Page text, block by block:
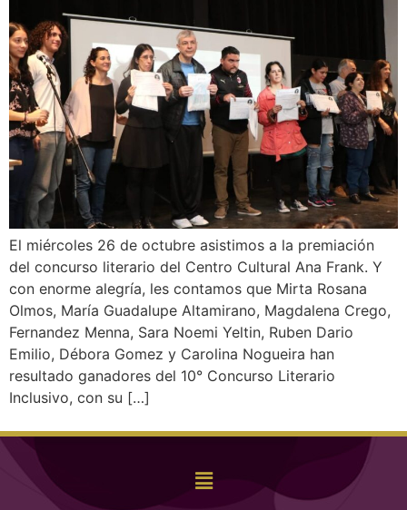
El miércoles 26 de octubre asistimos a la premiación
del concurso literario del Centro Cultural Ana Frank. Y
con enorme alegría, les contamos que Mirta Rosana
Olmos, María Guadalupe Altamirano, Magdalena Crego,
Fernandez Menna, Sara Noemi Yeltin, Ruben Dario
Emilio, Débora Gomez y Carolina Nogueira han
resultado ganadores del 10° Concurso Literario
Inclusivo, con su […]